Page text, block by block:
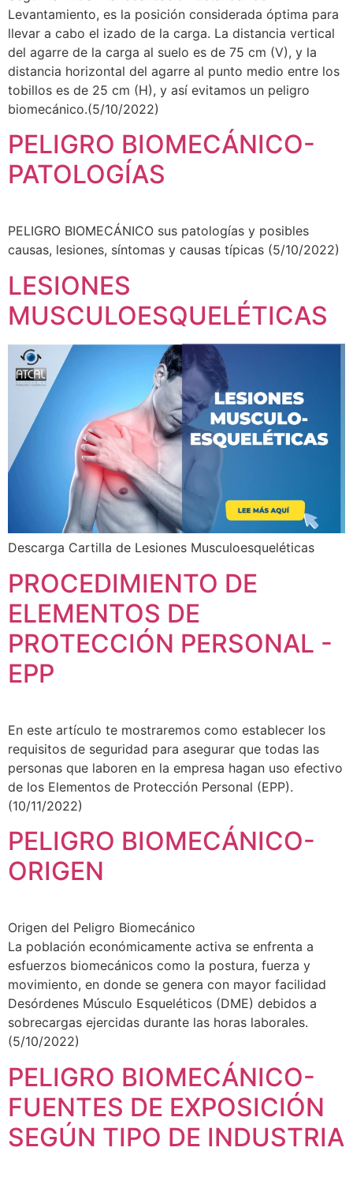
Levantamiento, es la posición considerada óptima para
llevar a cabo el izado de la carga. La distancia vertical
del agarre de la carga al suelo es de 75 cm (V), y la
distancia horizontal del agarre al punto medio entre los
tobillos es de 25 cm (H), y así evitamos un peligro
biomecánico.(5/10/2022)
PELIGRO BIOMECÁNICO-
PATOLOGÍAS
PELIGRO BIOMECÁNICO sus patologías y posibles
causas, lesiones, síntomas y causas típicas (5/10/2022)
LESIONES
MUSCULOESQUELÉTICAS
Descarga Cartilla de Lesiones Musculoesqueléticas
PROCEDIMIENTO DE
ELEMENTOS DE
PROTECCIÓN PERSONAL -
EPP
En este artículo te mostraremos como establecer los
requisitos de seguridad para asegurar que todas las
personas que laboren en la empresa hagan uso efectivo
de los Elementos de Protección Personal (EPP).
(10/11/2022)
PELIGRO BIOMECÁNICO-
ORIGEN
Origen del Peligro Biomecánico
La población económicamente activa se enfrenta a
esfuerzos biomecánicos como la postura, fuerza y
movimiento, en donde se genera con mayor facilidad
Desórdenes Músculo Esqueléticos (DME) debidos a
sobrecargas ejercidas durante las horas laborales.
(5/10/2022)
PELIGRO BIOMECÁNICO-
FUENTES DE EXPOSICIÓN
SEGÚN TIPO DE INDUSTRIA